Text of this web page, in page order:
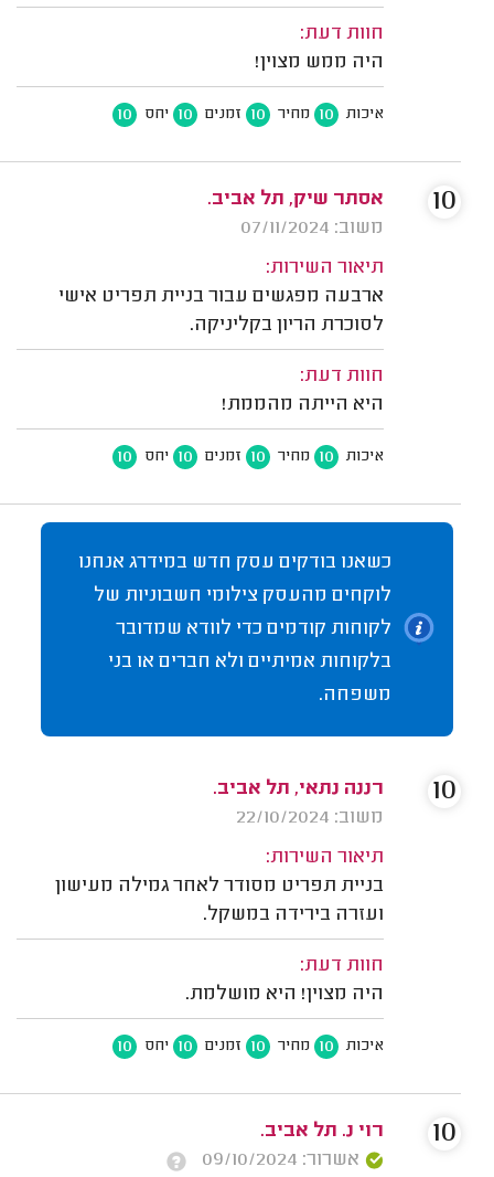
חוות דעת:
היה ממש מצוין!
איכות 10 מחיר 10 זמנים 10 יחס 10
אסתר שיק, תל אביב.
משוב: 07/11/2024
תיאור השירות:
ארבעה מפגשים עבור בניית תפריט אישי
לסוכרת הריון בקליניקה.
חוות דעת:
היא הייתה מהממת!
איכות 10 מחיר 10 זמנים 10 יחס 10
10
כשאנו בודקים עסק חדש במידרג אנחנו
לוקחים מהעסק צילומי חשבוניות של
לקוחות קודמים כדי לוודא שמדובר
בלקוחות אמיתיים ולא חברים או בני
משפחה.
רננה נתאי, תל אביב.
משוב: 22/10/2024
תיאור השירות:
בניית תפריט מסודר לאחר גמילה מעישון
ועזרה בירידה במשקל.
חוות דעת:
היה מצוין! היא מושלמת.
איכות 10 מחיר 10 זמנים 10 יחס 10
10
רוי נ. תל אביב.
אשרור: 09/10/2024
10